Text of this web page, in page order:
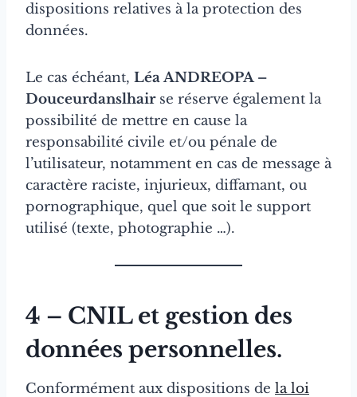
dispositions relatives à la protection des
données.
Le cas échéant, Léa ANDREOPA –
Douceurdanslhairse réserve également la
possibilité de mettre en cause la
responsabilité civile et/ou pénale de
l’utilisateur, notamment en cas de message à
caractère raciste, injurieux, diffamant, ou
pornographique, quel que soit le support
utilisé (texte, photographie …).
4 – CNIL et gestion des
données personnelles.
Conformément aux dispositions de la loi